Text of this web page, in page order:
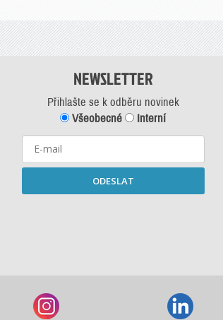
NEWSLETTER
Přihlašte se k odběru novinek
Všeobecné
Interní
ODESLAT